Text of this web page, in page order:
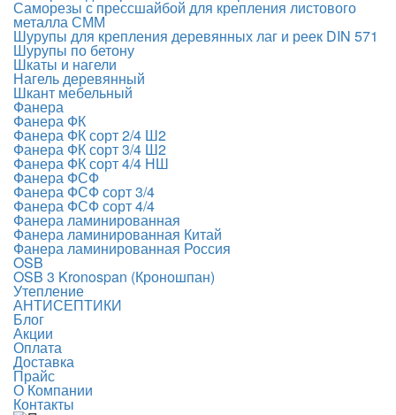
Саморезы с прессшайбой для крепления листового
металла СММ
Шурупы для крепления деревянных лаг и реек DIN 571
Шурупы по бетону
Шкаты и нагели
Нагель деревянный
Шкант мебельный
Фанера
Фанера ФК
Фанера ФК сорт 2/4 Ш2
Фанера ФК сорт 3/4 Ш2
Фанера ФК сорт 4/4 НШ
Фанера ФСФ
Фанера ФСФ сорт 3/4
Фанера ФСФ сорт 4/4
Фанера ламинированная
Фанера ламинированная Китай
Фанера ламинированная Россия
OSB
OSB 3 Kronospan (Кроношпан)
Утепление
АНТИСЕПТИКИ
Блог
Акции
Оплата
Доставка
Прайс
О Компании
Контакты